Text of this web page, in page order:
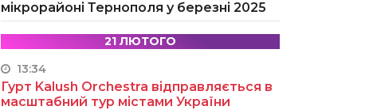
мікрорайоні Тернополя у березні 2025
21 ЛЮТОГО
13:34
Гурт Kalush Orchestra відправляється в
масштабний тур містами України